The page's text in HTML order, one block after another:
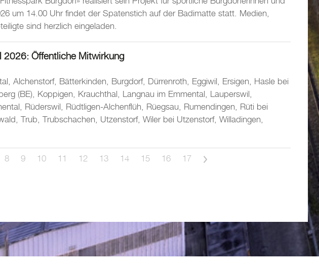
um 14.00 Uhr findet der Spatenstich auf der Badimatte statt. Medien,
sind herzlich eingeladen.
2026: Öffentliche Mitwirkung
Alchenstorf, Bätterkinden, Burgdorf, Dürrenroth, Eggiwil, Ersigen, Hasle bei
(BE), Koppigen, Krauchthal, Langnau im Emmental, Lauperswil,
Rüderswil, Rüdtligen-Alchenflüh, Rüegsau, Rumendingen, Rüti bei
Trub, Trubschachen, Utzenstorf, Wiler bei Utzenstorf, Willadingen,
8 9 10 11 12 13 14 15 16 17 >